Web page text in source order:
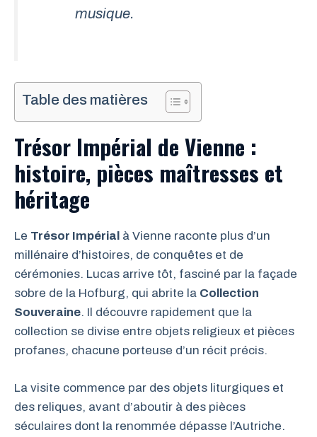
musique.
Table des matières
Trésor Impérial de Vienne :
histoire, pièces maîtresses et
héritage
Le Trésor Impérial à Vienne raconte plus d’un
millénaire d’histoires, de conquêtes et de
cérémonies. Lucas arrive tôt, fasciné par la façade
sobre de la Hofburg, qui abrite la Collection
Souveraine. Il découvre rapidement que la
collection se divise entre objets religieux et pièces
profanes, chacune porteuse d’un récit précis.
La visite commence par des objets liturgiques et
des reliques, avant d’aboutir à des pièces
séculaires dont la renommée dépasse l’Autriche.